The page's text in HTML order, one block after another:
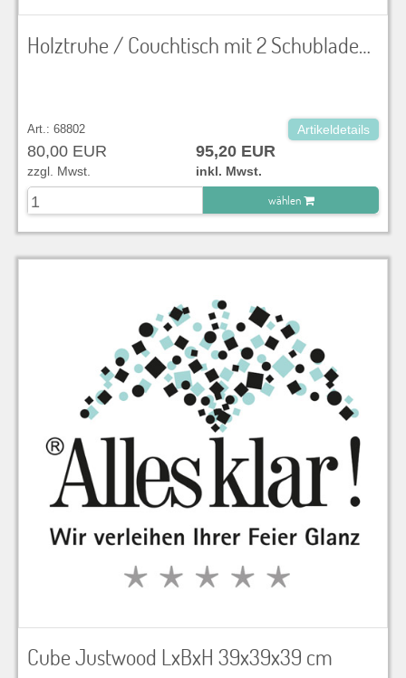
Holztruhe / Couchtisch mit 2 Schubladen LxBxH 94x58x42 cm
Art.: 68802 Artikeldetails
80,00 EUR 95,20 EUR
zzgl. Mwst.
inkl. Mwst.
wählen
zu Warenkorb hinzugefügt.
Cube Justwood LxBxH 39x39x39 cm